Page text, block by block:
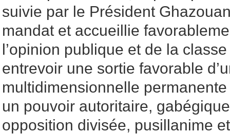
suivie par le Président
mandat et accueillie
l’opinion publique et de la
entrevoir une sortie favorable
multidimensionnelle
un pouvoir autoritaire,
opposition divisée, pusillanime